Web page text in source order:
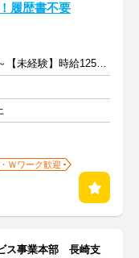
履歴書不要
【経験者】時給1350円～【未経験】時給1250円～ ※交通費全額
Ｗワーク歓迎
ス事業本部 長崎支